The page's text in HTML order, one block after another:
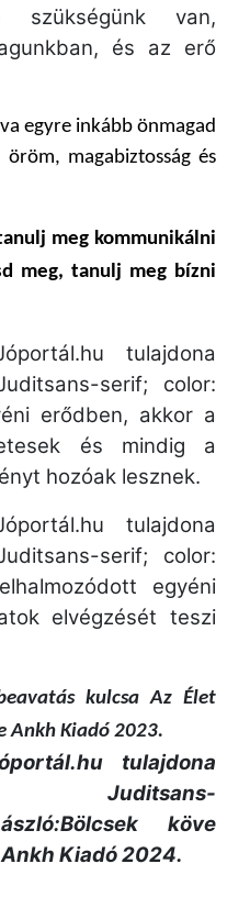
szükségünk van,
és az erő
egyre inkább önmagad
öröm, magabiztosság és
meg kommunikálni
meg, tanulj meg bízni
tulajdona
serif; color:
erődben, akkor a
és mindig a
hozóak lesznek.
tulajdona
serif; color:
egyéni
elvégzését teszi
kulcsa Az Élet
Ankh Kiadó 2023.
tulajdona
Juditsans-
köve
Kiadó 2024.